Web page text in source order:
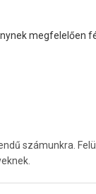
megfelelően
számunkra.